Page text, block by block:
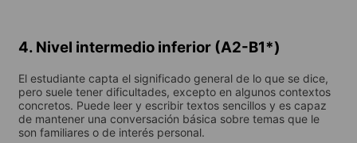
4. Nivel intermedio inferior (A2-B1*)
El estudiante capta el significado general de lo que se dice,
pero suele tener dificultades, excepto en algunos contextos
concretos. Puede leer y escribir textos sencillos y es capaz
de mantener una conversación básica sobre temas que le
son familiares o de interés personal.